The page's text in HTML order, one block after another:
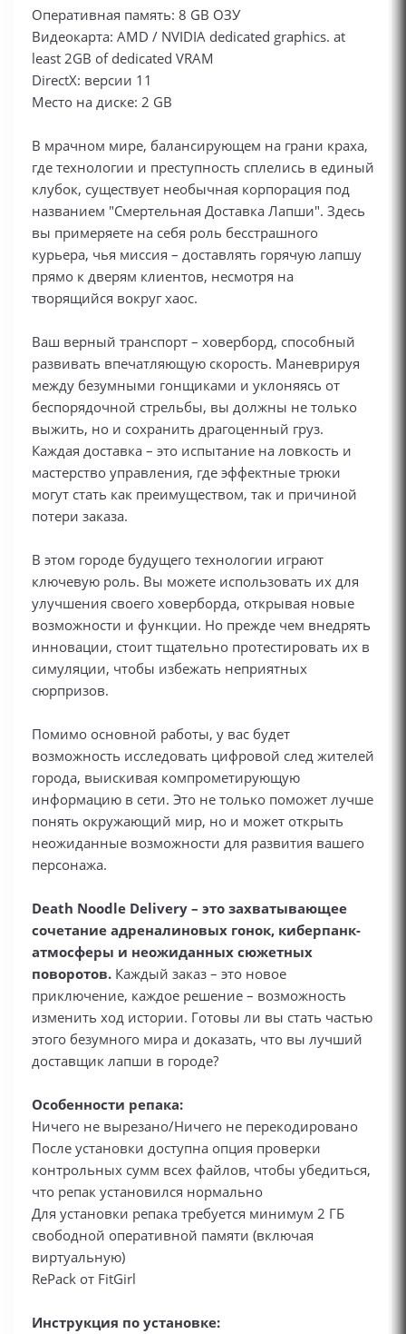
Оперативная память: 8 GB ОЗУ
Видеокарта: AMD / NVIDIA dedicated graphics. at
least 2GB of dedicated VRAM
DirectX: версии 11
Место на диске: 2 GB
В мрачном мире, балансирующем на грани краха,
где технологии и преступность сплелись в единый
клубок, существует необычная корпорация под
названием "Смертельная Доставка Лапши". Здесь
вы примеряете на себя роль бесстрашного
курьера, чья миссия – доставлять горячую лапшу
прямо к дверям клиентов, несмотря на
творящийся вокруг хаос.
Ваш верный транспорт – ховерборд, способный
развивать впечатляющую скорость. Маневрируя
между безумными гонщиками и уклоняясь от
беспорядочной стрельбы, вы должны не только
выжить, но и сохранить драгоценный груз.
Каждая доставка – это испытание на ловкость и
мастерство управления, где эффектные трюки
могут стать как преимуществом, так и причиной
потери заказа.
В этом городе будущего технологии играют
ключевую роль. Вы можете использовать их для
улучшения своего ховерборда, открывая новые
возможности и функции. Но прежде чем внедрять
инновации, стоит тщательно протестировать их в
симуляции, чтобы избежать неприятных
сюрпризов.
Помимо основной работы, у вас будет
возможность исследовать цифровой след жителей
города, выискивая компрометирующую
информацию в сети. Это не только поможет лучше
понять окружающий мир, но и может открыть
неожиданные возможности для развития вашего
персонажа.
Death Noodle Delivery – это захватывающее
сочетание адреналиновых гонок, киберпанк-
атмосферы и неожиданных сюжетных
поворотов. Каждый заказ – это новое
приключение, каждое решение – возможность
изменить ход истории. Готовы ли вы стать частью
этого безумного мира и доказать, что вы лучший
доставщик лапши в городе?
Особенности репака:
Ничего не вырезано/Ничего не перекодировано
После установки доступна опция проверки
контрольных сумм всех файлов, чтобы убедиться,
что репак установился нормально
Для установки репака требуется минимум 2 ГБ
свободной оперативной памяти (включая
виртуальную)
RePack от FitGirl
Инструкция по установке: